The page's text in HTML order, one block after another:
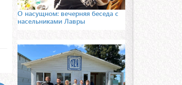
О насущном: вечерняя беседа с
насельниками Лавры